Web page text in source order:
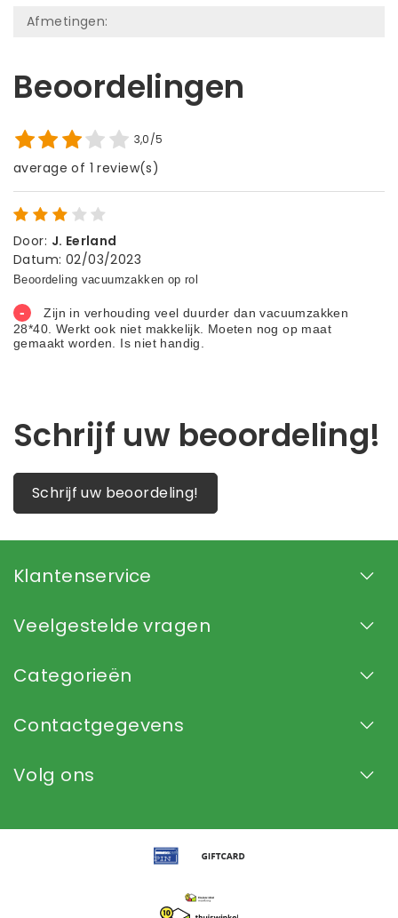
Afmetingen:
Beoordelingen
3,0/5
average of 1 review(s)
Door: J. Eerland
Datum: 02/03/2023
Schrijf uw beoordeling!
Schrijf uw beoordeling!
Klantenservice
Veelgestelde vragen
Categorieën
Contactgegevens
Volg ons